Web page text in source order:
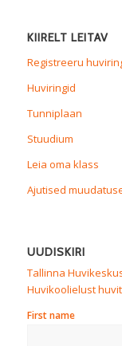
KIIRELT LEITAV
Registreeru
Huviringid
Tunniplaan
Stuudium
Leia oma klass
Ajutised
UUDISKIRI
Tallinna
Huvikoolielust
First name